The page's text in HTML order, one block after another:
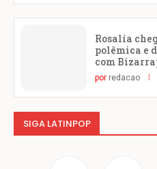
Rosalía
polêmica e
com
por redacao
SIGA LATINPOP